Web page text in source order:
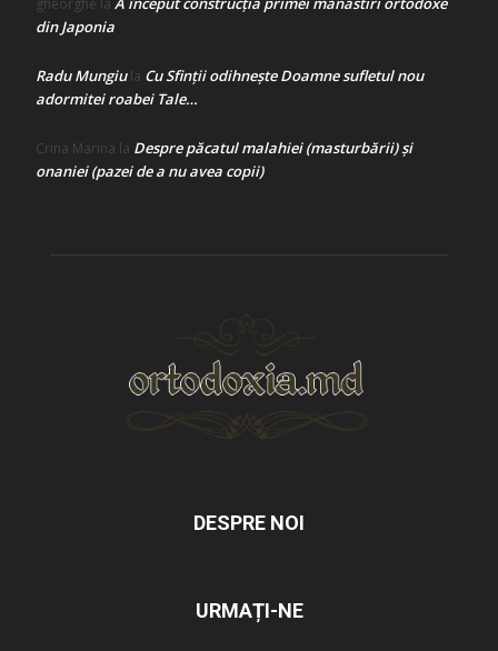
gheorghe la
din Japonia
Radu Mungiula Cu Sfinții odihnește Doamne sufletul nou
adormitei roabei Tale…
Crina Marina la Despre păcatul malahiei (masturbării) şi
onaniei (pazei de a nu avea copii)
DESPRE NOI
URMAȚI-NE